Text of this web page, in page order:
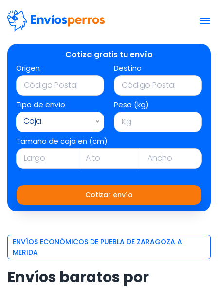
Cotiza gratis tu envío
Origen Destino
Tipo de envío
Caja
Peso (kg)
Tamaño de caja en (cm)
Cotizar envío
ENVÍOS ECONÓMICOS DE PUEBLA DE ZARAGOZA A
MERIDA
Envíos baratos por